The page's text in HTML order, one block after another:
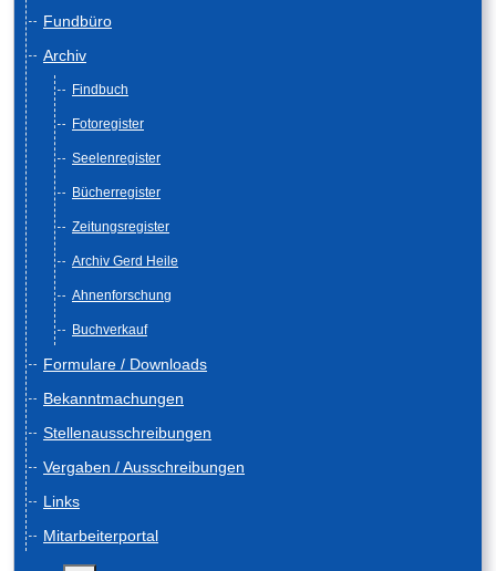
Fundbüro
Archiv
Findbuch
Fotoregister
Seelenregister
Bücherregister
Zeitungsregister
Archiv Gerd Heile
Ahnenforschung
Buchverkauf
Formulare / Downloads
Bekanntmachungen
Stellenausschreibungen
Vergaben / Ausschreibungen
Links
Mitarbeiterportal